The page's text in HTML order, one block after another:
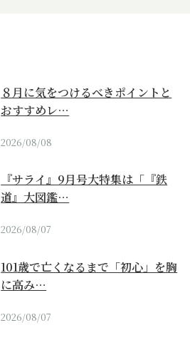
８月に気をつけるべきポイントと
おすすめレ…
2026/08/08
『サライ』9月号大特集は「『鉄
道』大図鑑…
2026/08/07
101歳で亡くなるまで「初心」を胸
に高み…
2026/08/07